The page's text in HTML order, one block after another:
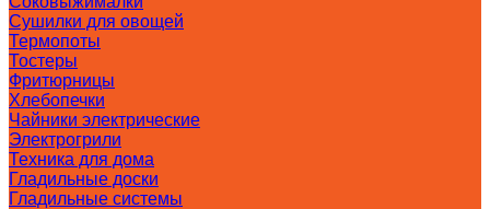
Сушилки для овощей
Термопоты
Тостеры
Фритюрницы
Хлебопечки
Чайники электрические
Электрогрили
Техника для дома
Гладильные доски
Гладильные системы